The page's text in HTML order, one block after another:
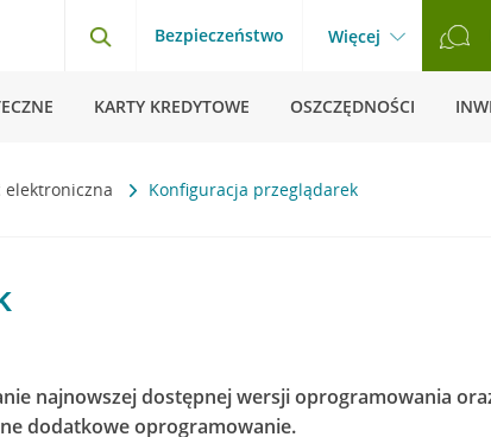
Bezpieczeństwo Więcej
KARTY KREDYTOWE OSZCZĘDNOŚCI
elektroniczna Konfiguracja przeglądarek
najnowszej dostępnej wersji oprogramowania
dodatkowe oprogramowanie.